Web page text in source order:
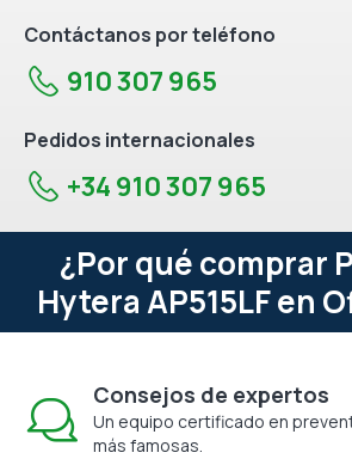
Contáctanos por teléfono
910 307 965
Pedidos internacionales
+34 910 307 965
¿Por qué comprar
Hytera AP515LF en
Consejos de expertos
Un equipo certificado en
más famosas.